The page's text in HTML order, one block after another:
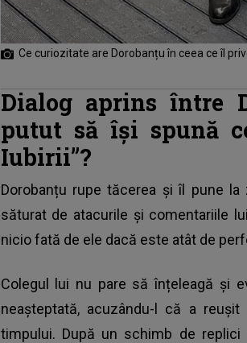
Ce curiozitate are Dorobanțu în ceea ce îl
Dialog aprins între
putut să își spună
Iubirii”?
Dorobanțu rupe tăcerea și îl pune la
săturat de atacurile și comentariile
nicio fată de ele dacă este atât de
Colegul lui nu pare să înțeleagă și
neașteptată, acuzându-l că a
timpului. După un schimb de